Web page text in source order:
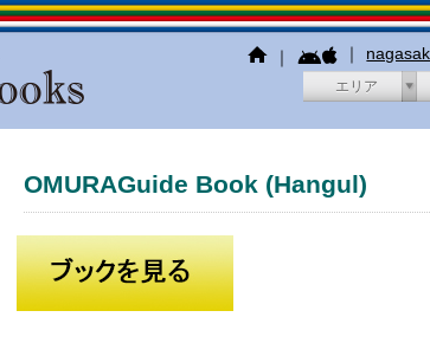
｜ ｜
エリア
OMURAGuide Book (Hangul)